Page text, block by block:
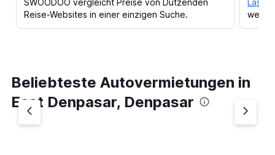
SWOODOO vergleicht Preise von Dutzenden
Reise-Websites in einer einzigen Suche.
Lass
Beliebteste Autovermietungen in
East Denpasar, Denpasar